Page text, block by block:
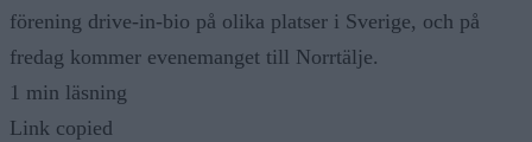
förening drive-in-bio på olika platser i Sverige, och på
fredag kommer evenemanget till Norrtälje.
1 min läsning
Link copied